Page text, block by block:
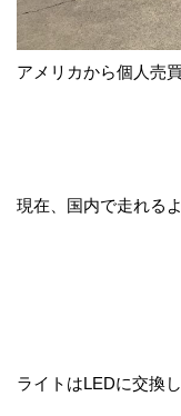
アメリカから個人売
現在、国内で走れる
ライトはLEDに交換